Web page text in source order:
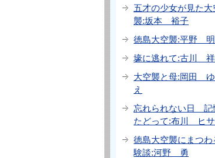
五才の少女が見た大
襲:坂本 裕子
徳島大空襲:平野
壕に逃れて:古川
大空襲と母:岡田 ゆ
え
忘れられない日 記
たどって:布川 ヒ
徳島大空襲にまつわ
験談:河野 勇